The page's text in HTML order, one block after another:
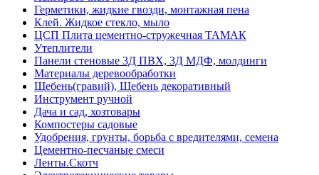
Герметики, жидкие гвозди, монтажная пена
Клей. Жидкое стекло, мыло
ЦСП Плита цементно-стружечная ТАМАК
Утеплители
Панели стеновые 3Д ПВХ, 3Д МДФ, молдинги
Материалы деревообработки
Щебень(гравий), Щебень декоративный
Инструмент ручной
Дача и сад, хозтовары
Компостеры садовые
Удобрения, грунты, борьба с вредителями, семена
Цементно-песчаные смеси
Ленты.Скотч